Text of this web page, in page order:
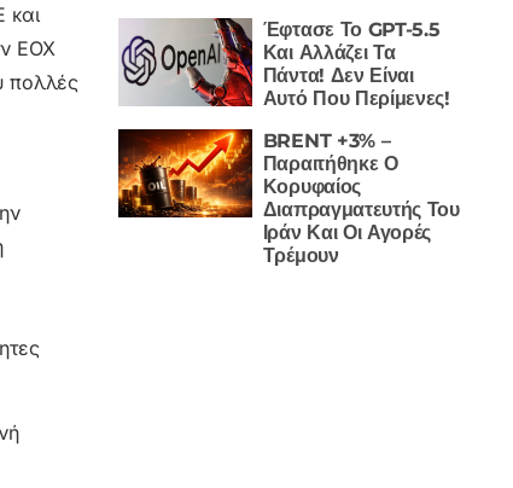
και
ΕΟΧ
πολλές
Έφτασε Το GPT-5.5
Και Αλλάζει Τα
Πάντα! Δεν Είναι
Αυτό Που Περίμενες!
BRENT +3% –
Παραιτήθηκε Ο
Κορυφαίος
Διαπραγματευτής Του
Ιράν Και Οι Αγορές
Τρέμουν